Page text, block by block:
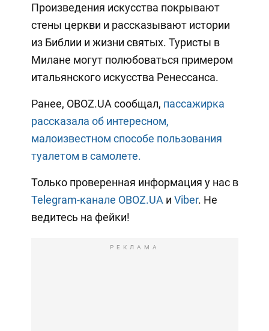
Произведения искусства покрывают
стены церкви и рассказывают истории
из Библии и жизни святых. Туристы в
Милане могут полюбоваться примером
итальянского искусства Ренессанса.
Ранее, OBOZ.UA сообщал, пассажирка
рассказала об интересном,
малоизвестном способе пользования
туалетом в самолете.
Только проверенная информация у нас в
Telegram-канале OBOZ.UAи Viber. Не
ведитесь на фейки!
РЕКЛАМА